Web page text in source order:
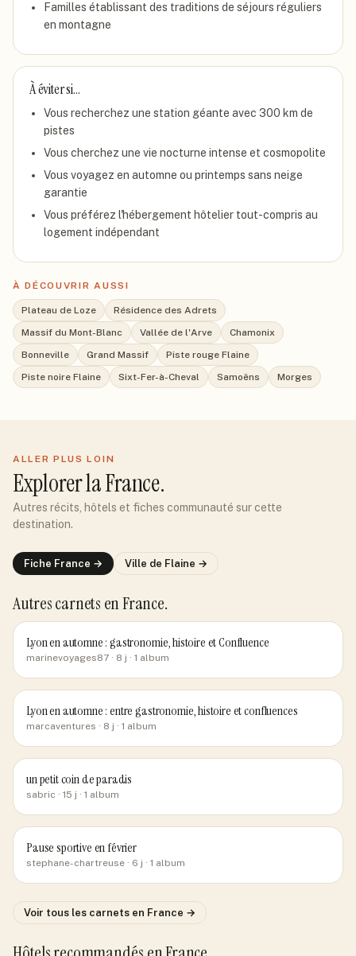
Familles établissant des traditions de séjours réguliers
en montagne
À éviter si…
Vous recherchez une station géante avec 300 km de
pistes
Vous cherchez une vie nocturne intense et cosmopolite
Vous voyagez en automne ou printemps sans neige
garantie
Vous préférez l'hébergement hôtelier tout-compris au
logement indépendant
À DÉCOUVRIR AUSSI
Plateau de Loze
Résidence des Adrets
Massif du Mont-Blanc
Vallée de l'Arve
Chamonix
Bonneville
Grand Massif
Piste rouge Flaine
Piste noire Flaine
Sixt-Fer-à-Cheval Samoëns Morges
ALLER PLUS LOIN
Explorerla France.
Autres récits, hôtels et fiches communauté sur cette
destination.
Fiche France → Ville de Flaine →
Autres carnets en France.
Lyon en automne : gastronomie, histoire et Confluence
marinevoyages87 · 8 j · 1 album
Lyon en automne : entre gastronomie, histoire et confluences
marcaventures · 8 j · 1 album
un petit coin de paradis
sabric · 15 j · 1 album
Pause sportive en février
stephane-chartreuse · 6 j · 1 album
Voir tous les carnets en France →